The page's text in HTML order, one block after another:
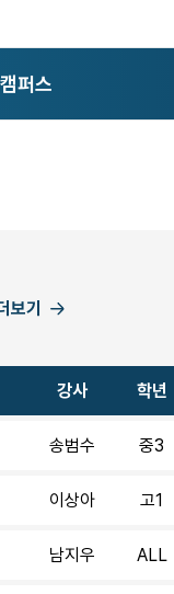
캠퍼스
보기
강사 학년
송범수 중3
이상아 고1
남지우 ALL